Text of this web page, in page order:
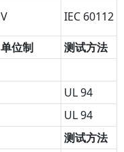
V IEC 60112
单位制
测试方法
UL 94
UL 94
测试方法